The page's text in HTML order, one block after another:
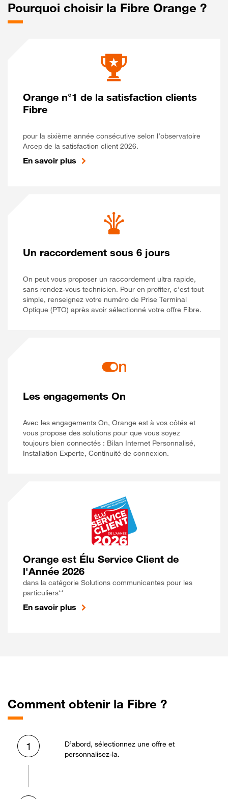
Pourquoi choisir la Fibre Orange ?
Orange n°1 de la satisfaction clients
Fibre
pour la sixième année consécutive selon l’observatoire
Arcep de la satisfaction client 2026.
En savoir plus
Un raccordement sous 6 jours
On peut vous proposer un raccordement ultra rapide,
sans rendez-vous technicien. Pour en profiter, c’est tout
simple, renseignez votre numéro de Prise Terminal
Optique (PTO) après avoir sélectionné votre offre Fibre.
Les engagements On
Avec les engagements On, Orange est à vos côtés et
vous propose des solutions pour que vous soyez
toujours bien connectés : Bilan Internet Personnalisé,
Installation Experte, Continuité de connexion.
Orange est Élu Service Client de
l'Année 2026
dans la catégorie Solutions communicantes pour les
particuliers**
En savoir plus
Comment obtenir la Fibre ?
1
D’abord, sélectionnez une offre et
personnalisez-la.